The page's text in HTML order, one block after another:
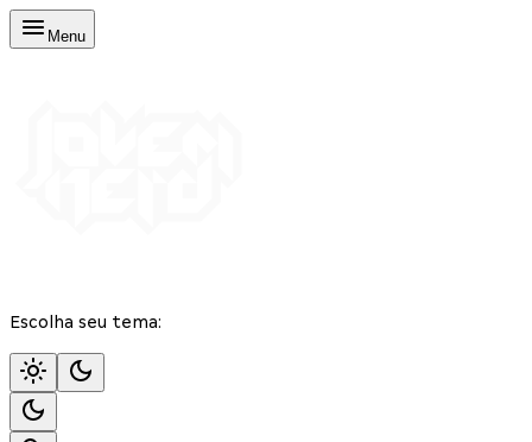
Menu
Escolha seu tema: